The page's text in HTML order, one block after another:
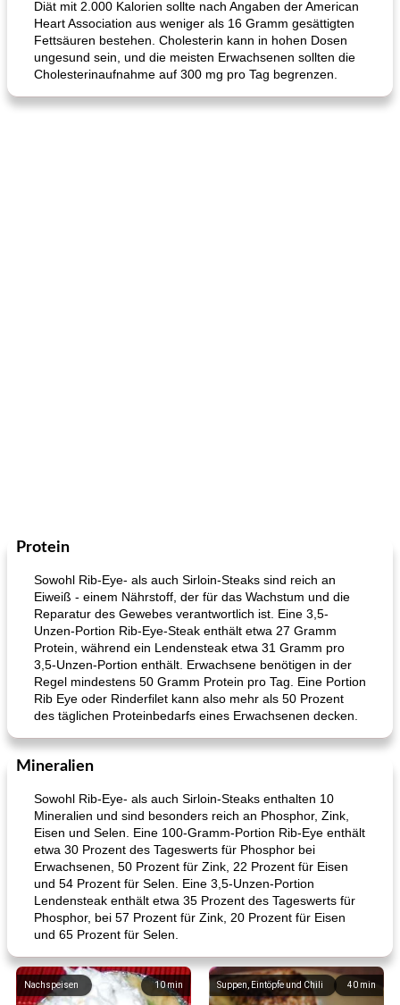
Diät mit 2.000 Kalorien sollte nach Angaben der American
Heart Association aus weniger als 16 Gramm gesättigten
Fettsäuren bestehen. Cholesterin kann in hohen Dosen
ungesund sein, und die meisten Erwachsenen sollten die
Cholesterinaufnahme auf 300 mg pro Tag begrenzen.
Protein
Sowohl Rib-Eye- als auch Sirloin-Steaks sind reich an
Eiweiß - einem Nährstoff, der für das Wachstum und die
Reparatur des Gewebes verantwortlich ist. Eine 3,5-
Unzen-Portion Rib-Eye-Steak enthält etwa 27 Gramm
Protein, während ein Lendensteak etwa 31 Gramm pro
3,5-Unzen-Portion enthält. Erwachsene benötigen in der
Regel mindestens 50 Gramm Protein pro Tag. Eine Portion
Rib Eye oder Rinderfilet kann also mehr als 50 Prozent
des täglichen Proteinbedarfs eines Erwachsenen decken.
Mineralien
Sowohl Rib-Eye- als auch Sirloin-Steaks enthalten 10
Mineralien und sind besonders reich an Phosphor, Zink,
Eisen und Selen. Eine 100-Gramm-Portion Rib-Eye enthält
etwa 30 Prozent des Tageswerts für Phosphor bei
Erwachsenen, 50 Prozent für Zink, 22 Prozent für Eisen
und 54 Prozent für Selen. Eine 3,5-Unzen-Portion
Lendensteak enthält etwa 35 Prozent des Tageswerts für
Phosphor, bei 57 Prozent für Zink, 20 Prozent für Eisen
und 65 Prozent für Selen.
10min
Nachspeisen 40 min
Suppen, Eintöpfe und Chili